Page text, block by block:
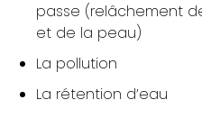
passe (relâchement
et de la peau)
La pollution
La rétention d’eau